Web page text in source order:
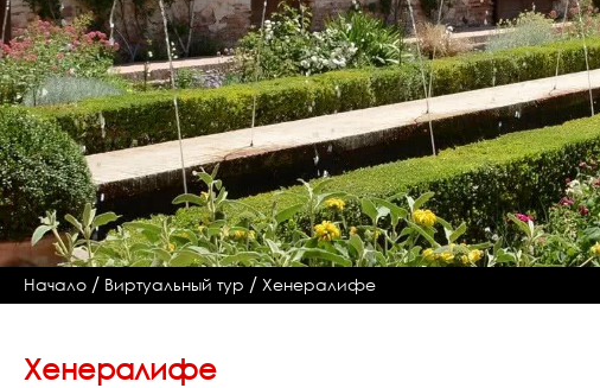
Начало / Виртуальный тур /Хенералифе
Хенералифе